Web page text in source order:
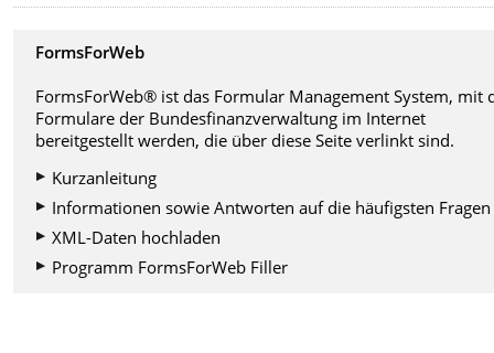
FormsForWeb
FormsForWeb® ist das Formular Management System, mit
Formulare der Bundesfinanzverwaltung im Internet
bereitgestellt werden, die über diese Seite verlinkt sind.
Kurzanleitung
Informationen sowie Antworten auf die häufigsten Fragen
XML-Daten hochladen
Programm FormsForWeb Filler